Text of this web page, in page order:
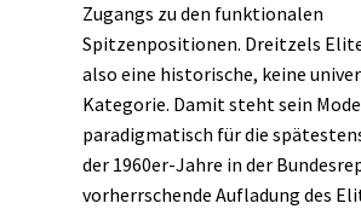
Zugangs zu den funktionalen
Spitzenpositionen. Dreitzels
also eine historische, keine
Kategorie. Damit steht sein
paradigmatisch für die
der 1960er-Jahre in der
vorherrschende Aufladung des